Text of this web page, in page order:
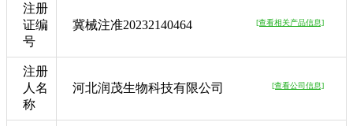
注册
证编
号
冀械注准20232140464 [查看相关产品信息]
注册
人名
称
河北润茂生物科技有限公司 [查看公司信息]